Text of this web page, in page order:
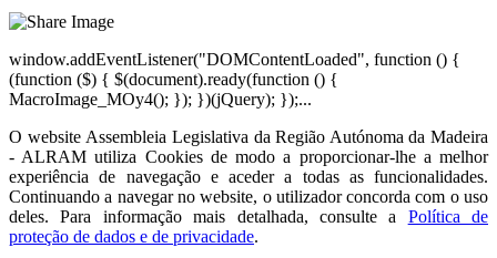
window.addEventListener("DOMContentLoaded", function () {
(function ($) { $(document).ready(function () {
MacroImage_MOy4(); }); })(jQuery); });...
O website Assembleia Legislativa da Região Autónoma da Madeira
- ALRAM utiliza Cookies de modo a proporcionar-lhe a melhor
experiência de navegação e aceder a todas as funcionalidades.
Continuando a navegar no website, o utilizador concorda com o uso
deles. Para informação mais detalhada, consulte a
Política de
proteção de dados e de privacidade.